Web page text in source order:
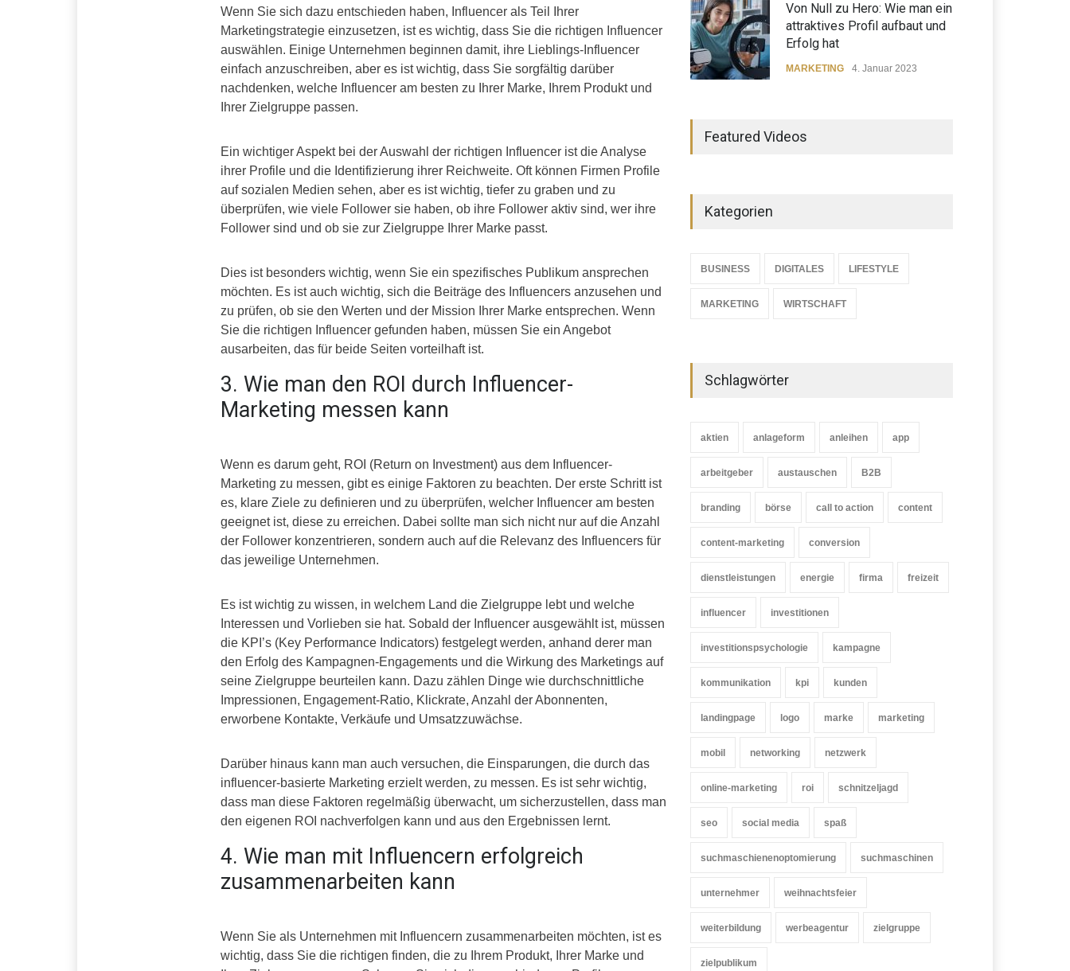
Wenn Sie sich dazu entschieden haben, Influencer als Teil Ihrer
Marketingstrategie einzusetzen, ist es wichtig, dass Sie die richtigen Influencer
auswählen. Einige Unternehmen beginnen damit, ihre Lieblings-Influencer
einfach anzuschreiben, aber es ist wichtig, dass Sie sorgfältig darüber
nachdenken, welche Influencer am besten zu Ihrer Marke, Ihrem Produkt und
Ihrer Zielgruppe passen.
Ein wichtiger Aspekt bei der Auswahl der richtigen Influencer ist die Analyse
ihrer Profile und die Identifizierung ihrer Reichweite. Oft können Firmen Profile
auf sozialen Medien sehen, aber es ist wichtig, tiefer zu graben und zu
überprüfen, wie viele Follower sie haben, ob ihre Follower aktiv sind, wer ihre
Follower sind und ob sie zur Zielgruppe Ihrer Marke passt.
Dies ist besonders wichtig, wenn Sie ein spezifisches Publikum ansprechen
möchten. Es ist auch wichtig, sich die Beiträge des Influencers anzusehen und
zu prüfen, ob sie den Werten und der Mission Ihrer Marke entsprechen. Wenn
Sie die richtigen Influencer gefunden haben, müssen Sie ein Angebot
ausarbeiten, das für beide Seiten vorteilhaft ist.
3. Wie man den ROI durch Influencer-
Marketing messen kann
Wenn es darum geht, ROI (Return on Investment) aus dem Influencer-
Marketing zu messen, gibt es einige Faktoren zu beachten. Der erste Schritt ist
es, klare Ziele zu definieren und zu überprüfen, welcher Influencer am besten
geeignet ist, diese zu erreichen. Dabei sollte man sich nicht nur auf die Anzahl
der Follower konzentrieren, sondern auch auf die Relevanz des Influencers für
das jeweilige Unternehmen.
Es ist wichtig zu wissen, in welchem Land die Zielgruppe lebt und welche
Interessen und Vorlieben sie hat. Sobald der Influencer ausgewählt ist, müssen
die KPI’s (Key Performance Indicators) festgelegt werden, anhand derer man
den Erfolg des Kampagnen-Engagements und die Wirkung des Marketings auf
seine Zielgruppe beurteilen kann. Dazu zählen Dinge wie durchschnittliche
Impressionen, Engagement-Ratio, Klickrate, Anzahl der Abonnenten,
erworbene Kontakte, Verkäufe und Umsatzzuwächse.
Darüber hinaus kann man auch versuchen, die Einsparungen, die durch das
influencer-basierte Marketing erzielt werden, zu messen. Es ist sehr wichtig,
dass man diese Faktoren regelmäßig überwacht, um sicherzustellen, dass man
den eigenen ROI nachverfolgen kann und aus den Ergebnissen lernt.
4. Wie man mit Influencern erfolgreich
zusammenarbeiten kann
Wenn Sie als Unternehmen mit Influencern zusammenarbeiten möchten, ist es
wichtig, dass Sie die richtigen finden, die zu Ihrem Produkt, Ihrer Marke und
Von Null zu Hero: Wie man ein
attraktives Profil aufbaut und
Erfolg hat
MARKETING 4. Januar 2023
MARKETING 7. Januar 2023
Featured Videos
Kategorien
BUSINESS DIGITALES LIFESTYLE
MARKETING WIRTSCHAFT
Schlagwörter
aktien anlageform anleihen app
arbeitgeber austauschen B2B
branding börse call to action content
content-marketing conversion
dienstleistungen energie firma freizeit
influencer investitionen
investitionspsychologie kampagne
kommunikation kpi kunden
landingpage logo marke marketing
mobil networking netzwerk
online-marketing roi schnitzeljagd
seo social media spaß
suchmaschienenoptomierung suchmaschinen
unternehmer weihnachtsfeier
weiterbildung werbeagentur zielgruppe
zielpublikum